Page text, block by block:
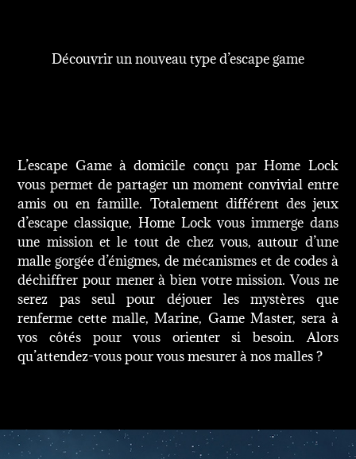
Découvrir un nouveau type d’escape game
L’escape Game à domicile conçu par Home Lock
vous permet de partager un moment convivial entre
amis ou en famille. Totalement différent des jeux
d’escape classique, Home Lock vous immerge dans
une mission et le tout de chez vous, autour d’une
malle gorgée d’énigmes, de mécanismes et de codes à
déchiffrer pour mener à bien votre mission. Vous ne
serez pas seul pour déjouer les mystères que
renferme cette malle, Marine, Game Master, sera à
vos côtés pour vous orienter si besoin. Alors
qu’attendez-vous pour vous mesurer à nos malles ?